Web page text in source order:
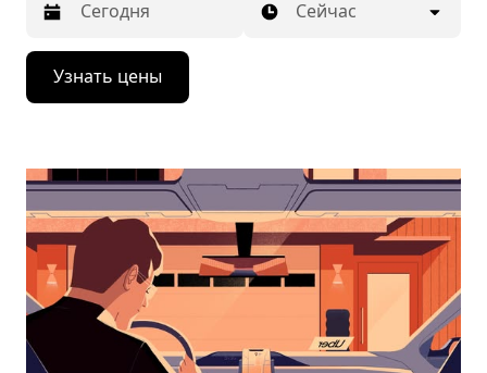
Нажмите
стрелку
вниз,
календарю
выбрать
дату.
Чтобы
закрыть
календарь,
нажмите
Esc.
Сейчас
Узнать цены